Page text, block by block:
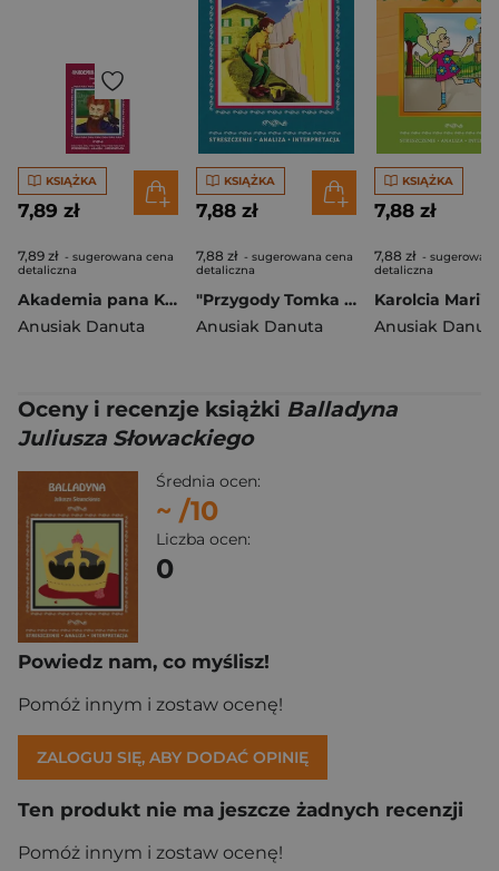
KSIĄŻKA
7,89 zł
7,89 zł - sugerowana cena
detaliczna
Akademia pana Kleksa Jana Brzechwy Streszczenie, analiza, interpretacja
Anusiak Danuta
KSIĄŻKA
7,88 zł
7,88 zł - sugerowana cena
detaliczna
"Przygody Tomka Sawyera" Marka Twaina
Anusiak Danuta
KSIĄŻKA
7,88 zł
7,88 zł -
detaliczna
Anusiak
Oceny i recenzje książki Balladyna
Juliusza Słowackiego
Średnia ocen:
~ /10
Liczba ocen:
0
Powiedz nam, co myślisz!
Pomóż innym i zostaw ocenę!
ZALOGUJ SIĘ, ABY DODAĆ OPINIĘ
Ten produkt nie ma jeszcze żadnych recenzji
Pomóż innym i zostaw ocenę!